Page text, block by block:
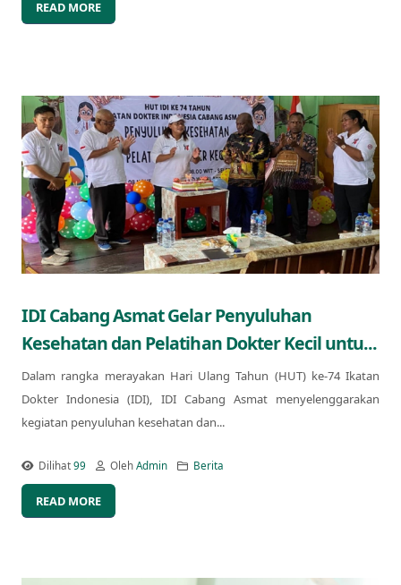
READ MORE
IDI Cabang Asmat Gelar Penyuluhan
Kesehatan dan Pelatihan Dokter Kecil untu...
Dalam rangka merayakan Hari Ulang Tahun (HUT) ke-74 Ikatan
Dokter Indonesia (IDI), IDI Cabang Asmat menyelenggarakan
kegiatan penyuluhan kesehatan dan...
Dilihat99 OlehAdmin Berita
READ MORE